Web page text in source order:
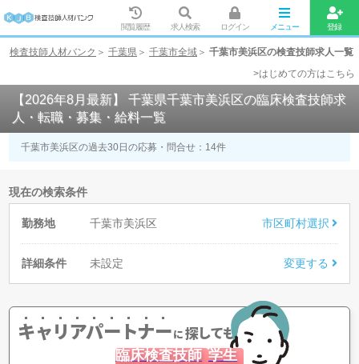
閲覧履歴 求人検索 ログイン メニュー 登録
検査技師人材バンク 千葉県 千葉市全域
千葉市美浜区の検査技師求人一覧
>はじめての方はこちら
【2026年8月最新】 千葉県千葉市美浜区の臨床検査技師求
人・転職・募集・給料一覧
千葉市美浜区の過去30日の応募・問合せ： 14件
現在の検索条件
勤務地 千葉市美浜区 市区町村選択
詳細条件 未設定 変更する
キャリアパートナーに探してもらう
臨床検査技師 学生